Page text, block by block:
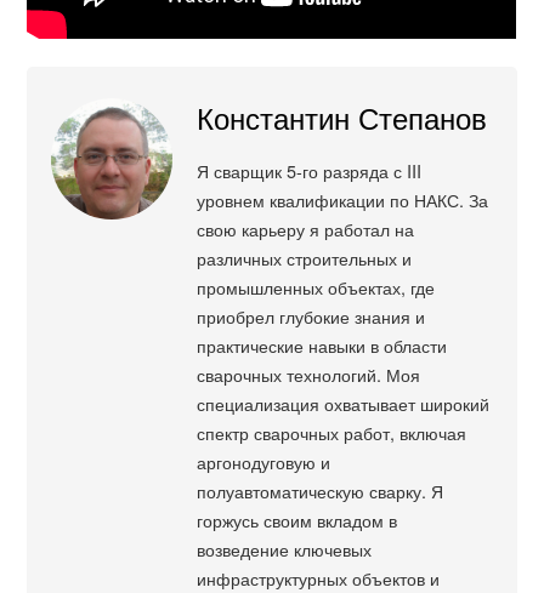
Константин Степанов
Я сварщик 5-го разряда с III
уровнем квалификации по НАКС. За
свою карьеру я работал на
различных строительных и
промышленных объектах, где
приобрел глубокие знания и
практические навыки в области
сварочных технологий. Моя
специализация охватывает широкий
спектр сварочных работ, включая
аргонодуговую и
полуавтоматическую сварку. Я
горжусь своим вкладом в
возведение ключевых
инфраструктурных объектов и